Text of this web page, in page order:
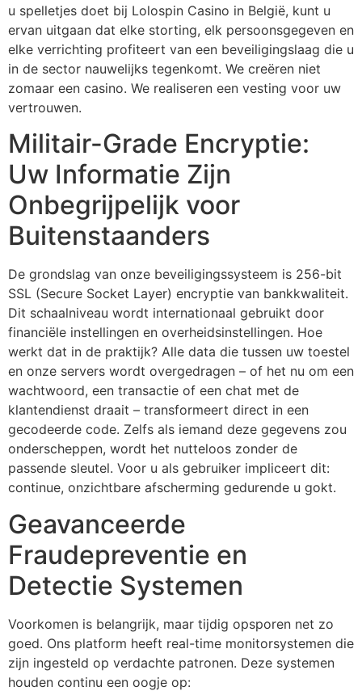
u spelletjes doet bij Lolospin Casino in België, kunt u
ervan uitgaan dat elke storting, elk persoonsgegeven en
elke verrichting profiteert van een beveiligingslaag die u
in de sector nauwelijks tegenkomt. We creëren niet
zomaar een casino. We realiseren een vesting voor uw
vertrouwen.
Militair-Grade Encryptie:
Uw Informatie Zijn
Onbegrijpelijk voor
Buitenstaanders
De grondslag van onze beveiligingssysteem is 256-bit
SSL (Secure Socket Layer) encryptie van bankkwaliteit.
Dit schaalniveau wordt internationaal gebruikt door
financiële instellingen en overheidsinstellingen. Hoe
werkt dat in de praktijk? Alle data die tussen uw toestel
en onze servers wordt overgedragen – of het nu om een
wachtwoord, een transactie of een chat met de
klantendienst draait – transformeert direct in een
gecodeerde code. Zelfs als iemand deze gegevens zou
onderscheppen, wordt het nutteloos zonder de
passende sleutel. Voor u als gebruiker impliceert dit:
continue, onzichtbare afscherming gedurende u gokt.
Geavanceerde
Fraudepreventie en
Detectie Systemen
Voorkomen is belangrijk, maar tijdig opsporen net zo
goed. Ons platform heeft real-time monitorsystemen die
zijn ingesteld op verdachte patronen. Deze systemen
houden continu een oogje op: